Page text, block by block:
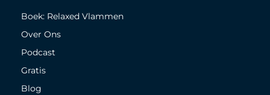
Boek: Relaxed Vlammen
Over Ons
Podcast
Gratis
Blog